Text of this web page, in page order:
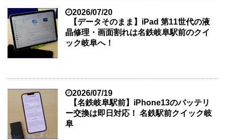
2026/07/20
【データそのまま】iPad 第11世代の液
晶修理・画面割れは名鉄岐阜駅前のクイ
ック岐阜へ！
2026/07/19
【名鉄岐阜駅前】iPhone13のバッテリ
ー交換は即日対応！ 名鉄駅前クイック岐
阜